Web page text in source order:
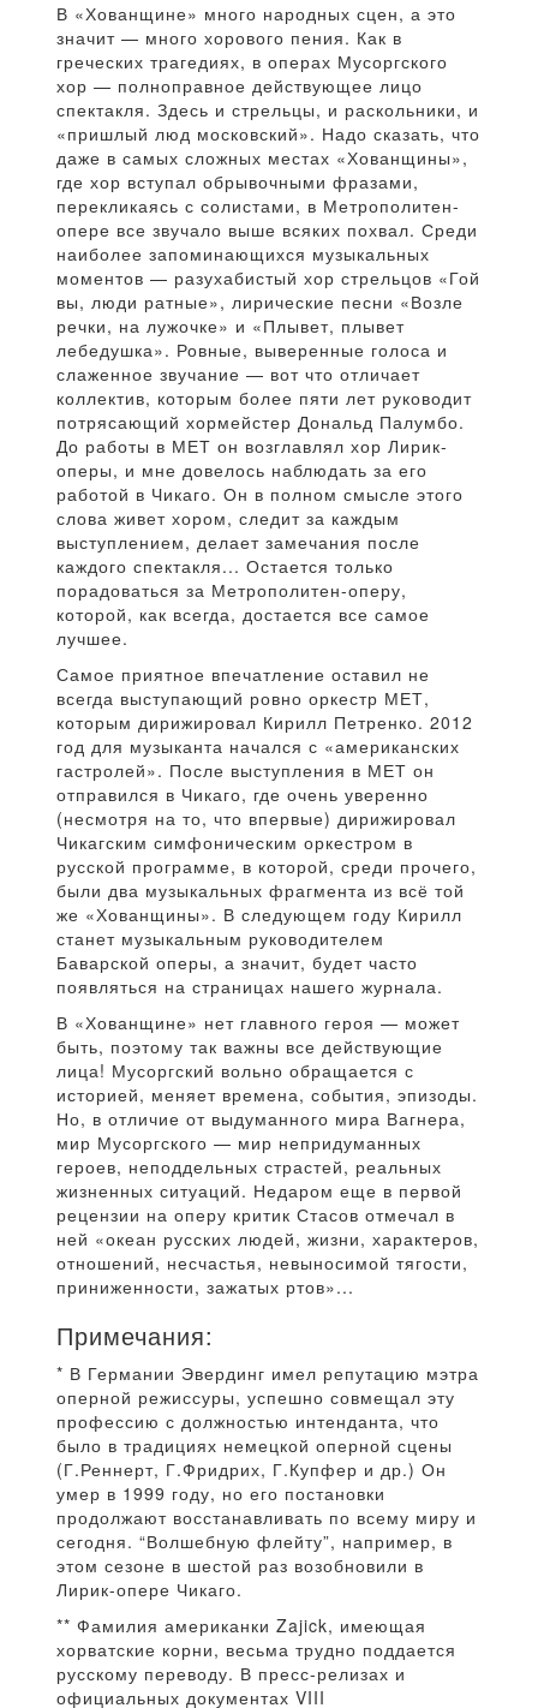
В «Хованщине» много народных сцен, а это
значит — много хорового пения. Как в
греческих трагедиях, в операх Мусоргского
хор — полноправное действующее лицо
спектакля. Здесь и стрельцы, и раскольники, и
«пришлый люд московский». Надо сказать, что
даже в самых сложных местах «Хованщины»,
где хор вступал обрывочными фразами,
перекликаясь с солистами, в Метрополитен-
опере все звучало выше всяких похвал. Среди
наиболее запоминающихся музыкальных
моментов — разухабистый хор стрельцов «Гой
вы, люди ратные», лирические песни «Возле
речки, на лужочке» и «Плывет, плывет
лебедушка». Ровные, выверенные голоса и
слаженное звучание — вот что отличает
коллектив, которым более пяти лет руководит
потрясающий хормейстер Дональд Палумбо.
До работы в МЕТ он возглавлял хор Лирик-
оперы, и мне довелось наблюдать за его
работой в Чикаго. Он в полном смысле этого
слова живет хором, следит за каждым
выступлением, делает замечания после
каждого спектакля... Остается только
порадоваться за Метрополитен-оперу,
которой, как всегда, достается все самое
лучшее.
Самое приятное впечатление оставил не
всегда выступающий ровно оркестр МЕТ,
которым дирижировал Кирилл Петренко. 2012
год для музыканта начался с «американских
гастролей». После выступления в МЕТ он
отправился в Чикаго, где очень уверенно
(несмотря на то, что впервые) дирижировал
Чикагским симфоническим оркестром в
русской программе, в которой, среди прочего,
были два музыкальных фрагмента из всё той
же «Хованщины». В следующем году Кирилл
станет музыкальным руководителем
Баварской оперы, а значит, будет часто
появляться на страницах нашего журнала.
В «Хованщине» нет главного героя — может
быть, поэтому так важны все действующие
лица! Мусоргский вольно обращается с
историей, меняет времена, события, эпизоды.
Но, в отличие от выдуманного мира Вагнера,
мир Мусоргского — мир непридуманных
героев, неподдельных страстей, реальных
жизненных ситуаций. Недаром еще в первой
рецензии на оперу критик Стасов отмечал в
ней «океан русских людей, жизни, характеров,
отношений, несчастья, невыносимой тягости,
приниженности, зажатых ртов»...
Примечания:
* В Германии Эвердинг имел репутацию мэтра
оперной режиссуры, успешно совмещал эту
профессию с должностью интенданта, что
было в традициях немецкой оперной сцены
(Г.Реннерт, Г.Фридрих, Г.Купфер и др.) Он
умер в 1999 году, но его постановки
продолжают восстанавливать по всему миру и
сегодня. “Волшебную флейту”, например, в
этом сезоне в шестой раз возобновили в
Лирик-опере Чикаго.
** Фамилия американки Zajick, имеющая
хорватские корни, весьма трудно поддается
русскому переводу. В пресс-релизах и
официальных документах VIII